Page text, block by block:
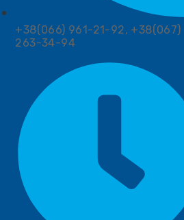
+38(066) 961-21-92, +38(067)
263-34-94